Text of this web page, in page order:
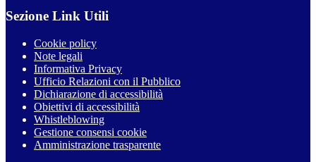
Sezione Link Utili
Cookie policy
Note legali
Informativa Privacy
Ufficio Relazioni con il Pubblico
Dichiarazione di accessibilità
Obiettivi di accessibilità
Whistleblowing
Gestione consensi cookie
Amministrazione trasparente